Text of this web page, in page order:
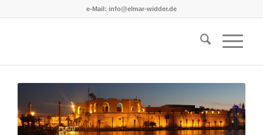
e-Mail: info@elmar-widder.de